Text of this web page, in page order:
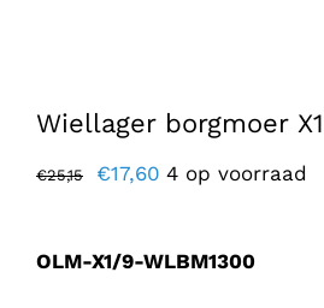
Wiellager borgmoer
€25,15
Oorspronkelijke
€17,60 Huidige
4 op voorraad
OLM-X1/9-WLBM1300